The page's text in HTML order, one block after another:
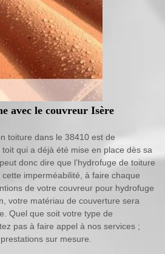
avec le couvreur Isère
toiture dans le 38410 est de
toit qui a déjà été mise en place dès sa
donc dire que l’hydrofuge de toiture
imperméabilité, à faire chaque
de votre couvreur pour hydrofuge
votre matériau de couverture sera
Quel que soit votre type de
pas à faire appel à nos services ;
sur mesure.